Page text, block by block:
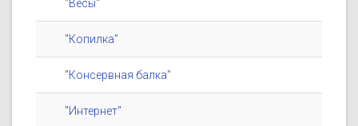
"Весы"
"Копилка"
"Консервная балка"
"Интернет"